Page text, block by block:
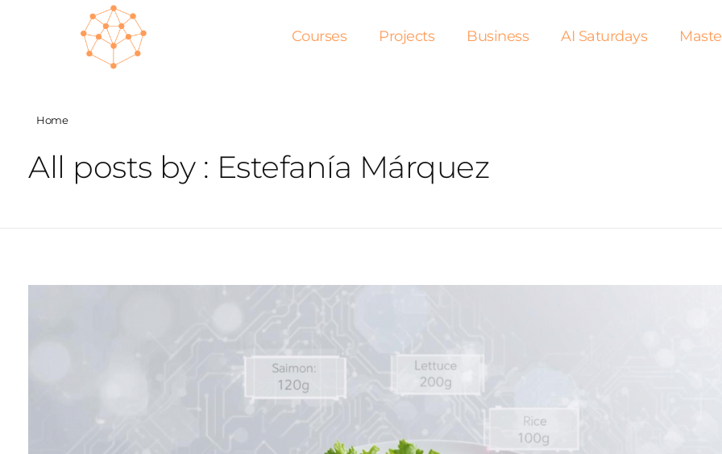
Courses Projects Business AI Saturdays
Home
All posts by : Estefanía Márquez